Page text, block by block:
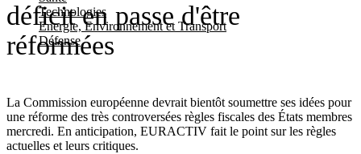
Technologies
Energie, Environnement et Transport
Défense
déficit en passe d'être
réformées
La Commission européenne devrait bientôt soumettre ses idées pour
une réforme des très controversées règles fiscales des États membres
mercredi. En anticipation, EURACTIV fait le point sur les règles
actuelles et leurs critiques.